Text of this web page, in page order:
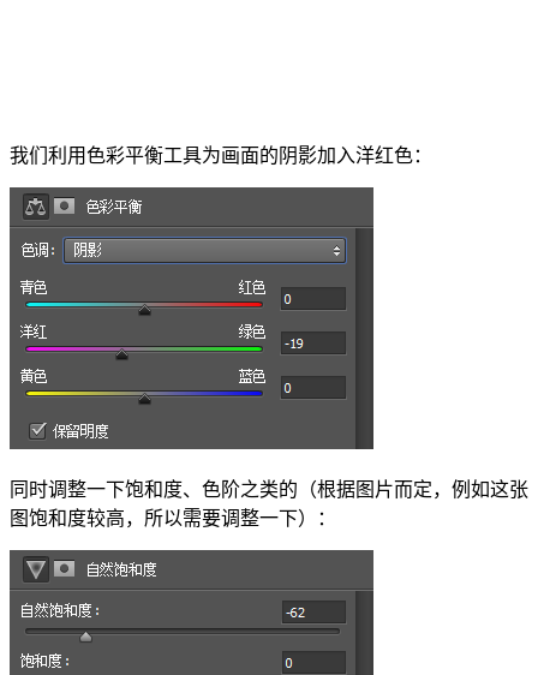
我们利用色彩平衡工具为画面的阴影加入洋红色：
同时调整一下饱和度、色阶之类的（根据图片而定，例如这张
图饱和度较高，所以需要调整一下）：